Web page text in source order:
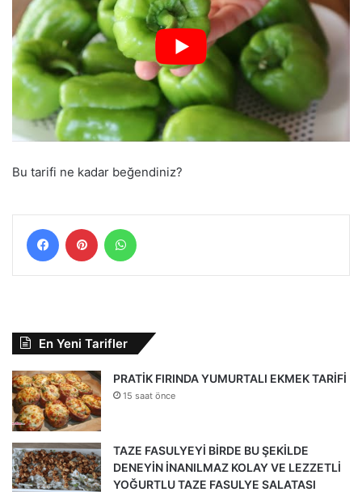
Bu tarifi ne kadar beğendiniz?
FacebookPinterest
En Yeni Tarifler
PRATİK FIRINDA YUMURTALI EKMEK TARİFİ
15 saat önce
TAZE FASULYEYİ BİRDE BU ŞEKİLDE
DENEYİN İNANILMAZ KOLAY VE LEZZETLİ
YOĞURTLU TAZE FASULYE SALATASI